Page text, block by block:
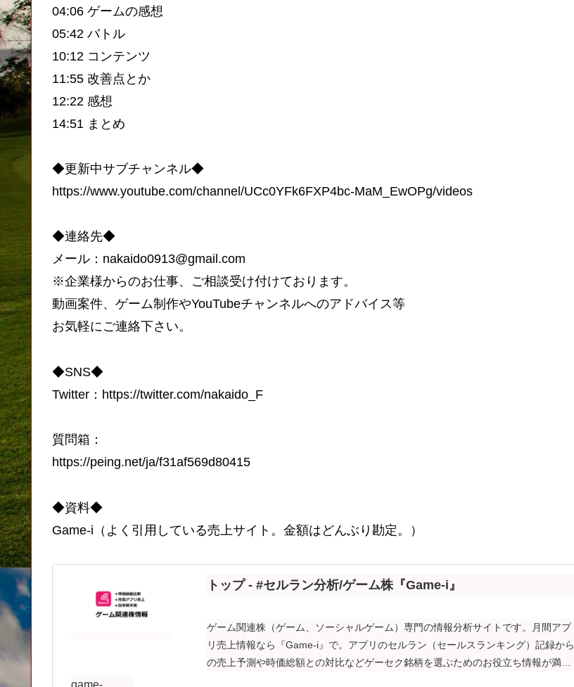
04:06 ゲームの感想
05:42 バトル
10:12 コンテンツ
11:55 改善点とか
12:22 感想
14:51 まとめ
◆更新中サブチャンネル◆
https://www.youtube.com/channel/UCc0YFk6FXP4bc-MaM_EwOPg/videos
◆連絡先◆
メール：nakaido0913@gmail.com
※企業様からのお仕事、ご相談受け付けております。
動画案件、ゲーム制作やYouTubeチャンネルへのアドバイス等
お気軽にご連絡下さい。
◆SNS◆
Twitter：https://twitter.com/nakaido_F​
質問箱：
https://peing.net/ja/f31af569d80415
◆資料◆
Game-i（よく引用している売上サイト。金額はどんぶり勘定。）
トップ - #セルラン分析/ゲーム株『Game-i』
ゲーム関連株（ゲーム、ソーシャルゲーム）専門の情報分析サイトです。月間アプ
リ売上情報なら『Game-i』で。アプリのセルラン（セールスランキング）記録から
の売上予測や時価総額との対比などゲーセク銘柄を選ぶためのお役立ち情報が満載